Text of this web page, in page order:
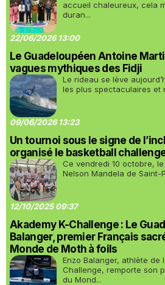
accueil chaleureux, cela
duran...
22/06/2026 13:00
Le Guadeloupéen Antoine
vagues mythiques des Fidji
Le rideau se lève
les plus spectaculaires et
09/06/2026 13:23
Un tournoi sous le signe de
organisé le basketball
Ce vendredi 10 octobre,
Nelson Mandela de Saint-
12/10/2025 09:37
Akademy K-Challenge : Le
Balanger, premier Français
Monde de Moth à foils
Enzo Balanger, athlète de
Challenge, remporte son
du Mond...